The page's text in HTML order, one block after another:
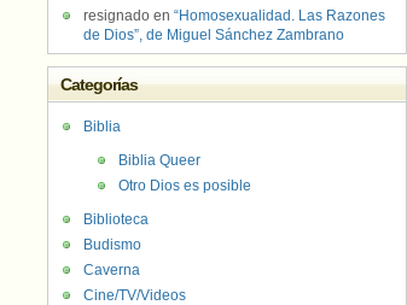
resignado en “Homosexualidad. Las Razones
de Dios”, de Miguel Sánchez Zambrano
Categorías
Biblia
Biblia Queer
Otro Dios es posible
Biblioteca
Budismo
Caverna
Cine/TV/Videos